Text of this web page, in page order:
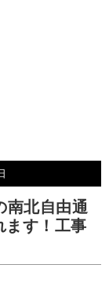
南北自由通
ます！工事